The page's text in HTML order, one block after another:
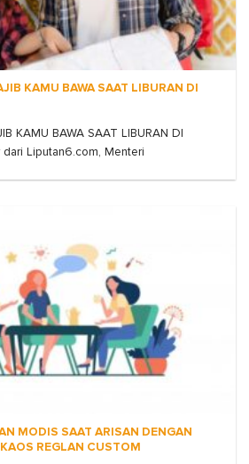
KAMU BAWA SAAT LIBURAN DI
KAMU BAWA SAAT LIBURAN DI
dari Liputan6.com, Menteri
MODIS SAAT ARISAN DENGAN
REGLAN CUSTOM